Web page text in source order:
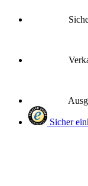
Sicher